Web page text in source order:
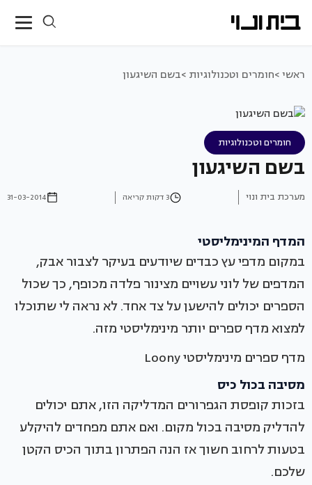
ראשי >חומרים וטכנולוגיות >בשם השיגעון
חומרים וטכנולוגיות
בשם השיגעון
מערכת בית ונוי 3 דקות קריאה 31-03-2014
המדף המינימליסטי
במקום מדפי עץ כבדים שיודעים בעיקר לצבור אבק,
המדפים של לוני עשויים מצינור פלדה מכופף, כך שכול
הספרים יכולים להישען על צד אחד. לא נראה לי שתוכלו
למצוא מדף ספרים יותר מינימליסטי מזה.
מדף ספרים מינימליסטי Loony
מסיבה בכול כיס
בזכות קופסת הגפרורים המדליקה הזו, אתם יכולים
להדליק מסיבה בכול מקום. ואם אתם מפחדים להיקלע
בטעות לרחוב חשוך אז הנה הפתרון בתוך הכיס הקטן
שלכם.